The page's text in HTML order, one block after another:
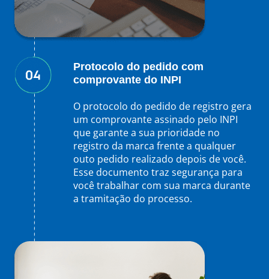
Protocolo do pedido com
comprovante do INPI
O protocolo do pedido de registro gera
um comprovante assinado pelo INPI
que garante a sua prioridade no
registro da marca frente a qualquer
outo pedido realizado depois de você.
Esse documento traz segurança para
você trabalhar com sua marca durante
a tramitação do processo.